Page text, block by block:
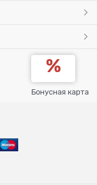
Бонусная карта